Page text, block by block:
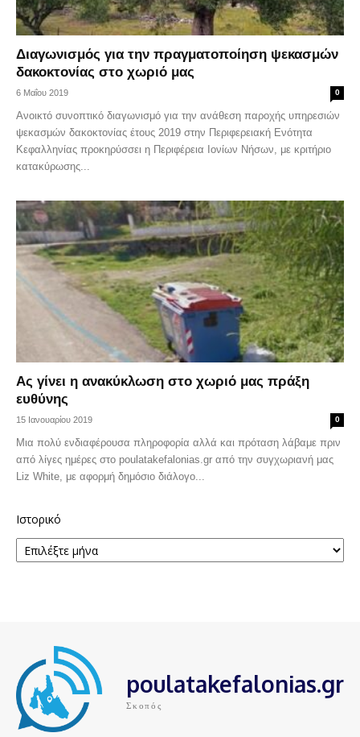
Διαγωνισμός για την πραγματοποίηση ψεκασμών
δακοκτονίας στο χωριό μας
6 Μαΐου 2019 0
Ανοικτό συνοπτικό διαγωνισμό για την ανάθεση παροχής υπηρεσιών
ψεκασμών δακοκτονίας έτους 2019 στην Περιφερειακή Ενότητα
Κεφαλληνίας προκηρύσσει η Περιφέρεια Ιονίων Νήσων, με κριτήριο
κατακύρωσης...
Ας γίνει η ανακύκλωση στο χωριό μας πράξη
ευθύνης
15 Ιανουαρίου 2019 0
Μια πολύ ενδιαφέρουσα πληροφορία αλλά και πρόταση λάβαμε πριν
από λίγες ημέρες στο poulatakefalonias.gr από την συγχωριανή μας
Liz White, με αφορμή δημόσιο διάλογο...
Ιστορικό
poulatakefalonias.gr
Σκοπός